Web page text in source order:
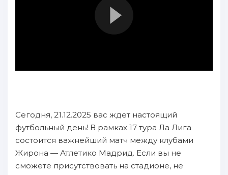
Сегодня, 21.12.2025 вас ждет настоящий
футбольный день! В рамках 17 тура Ла Лига
состоится важнейший матч между клубами
Жирона — Атлетико Мадрид. Если вы не
сможете присутствовать на стадионе, не